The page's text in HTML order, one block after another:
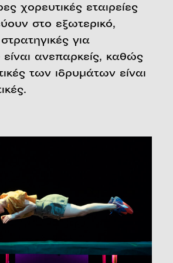
χορευτικές εταιρείες
στο εξωτερικό,
για
είναι ανεπαρκείς, καθώς
των ιδρυμάτων είναι